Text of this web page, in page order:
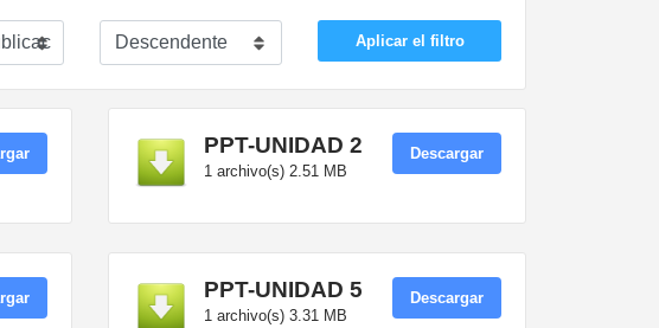
Aplicar el filtro
PPT-UNIDAD 2
1 archivo(s) 2.51 MB
Descargar
PPT-UNIDAD 5
1 archivo(s) 3.31 MB
Descargar